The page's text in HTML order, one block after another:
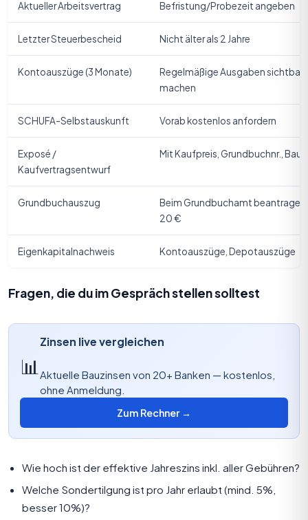
Aktueller Arbeitsvertrag Befristung/Probezeit angeben
Letzter Steuerbescheid Nicht älter als 2 Jahre
Kontoauszüge (3 Monate)
Regelmäßige Ausgaben sichtbar
machen
SCHUFA-Selbstauskunft Vorab kostenlos anfordern
Exposé /
Kaufvertragsentwurf
Mit Kaufpreis, Grundbuchnr.,
Grundbuchauszug
Beim Grundbuchamt
20 €
Eigenkapitalnachweis Kontoauszüge, Depotauszüge
Fragen, die du im Gespräch stellen solltest
📊
Zinsen live vergleichen
Aktuelle Bauzinsen von 20+ Banken — kostenlos,
ohne Anmeldung.
Zum Rechner →
Wie hoch ist der effektive Jahreszins inkl. aller Gebühren?
Welche Sondertilgung ist pro Jahr erlaubt (mind. 5%,
besser 10%)?